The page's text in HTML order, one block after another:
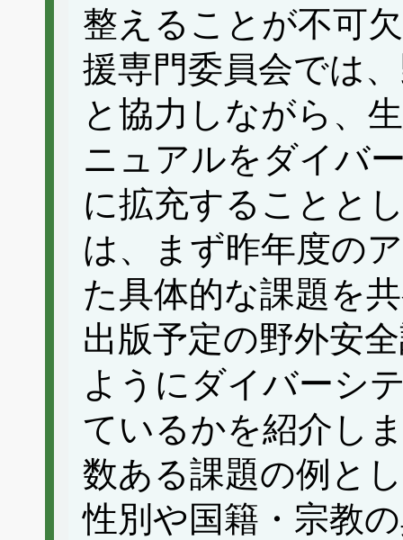
整えることが不可
援専門委員会では
と協力しながら、
ニュアルをダイバ
に拡充することと
は、まず昨年度の
た具体的な課題を
出版予定の野外安
ようにダイバーシ
ているかを紹介し
数ある課題の例と
性別や国籍・宗教